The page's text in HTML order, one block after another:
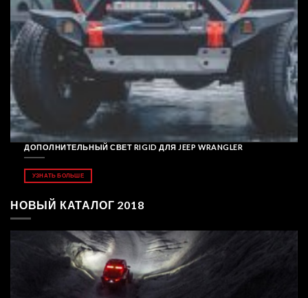
ДОПОЛНИТЕЛЬНЫЙ СВЕТ RIGID ДЛЯ JEEP WRANGLER
УЗНАТЬ БОЛЬШЕ
НОВЫЙ КАТАЛОГ 2018